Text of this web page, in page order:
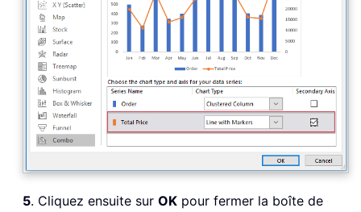
5. Cliquez ensuite sur OK pour fermer la boîte de